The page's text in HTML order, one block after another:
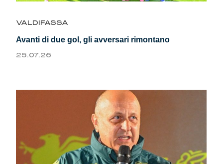
Genoa Academy
Tacchettee Collection
Urban Collection
Robe di Kappa x Genoa
Red&Blue Voices
VALDIFASSA
Avanti di due gol, gli avversari rimontano
25.07.26